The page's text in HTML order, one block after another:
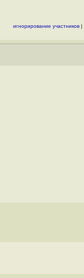
игнорирование участников |